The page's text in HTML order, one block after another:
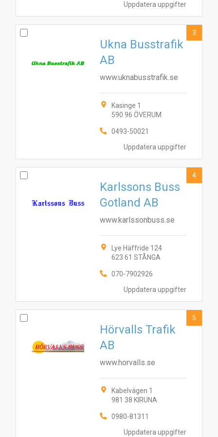
Uppdatera uppgifter
Uppdatera uppgifter
Ukna Busstrafik
AB
www.uknabusstrafik.se
Kasinge 1
590 96 ÖVERUM
0493-50021
3
Uppdatera uppgifter
Karlssons Buss
Gotland AB
www.karlssonbuss.se
Lye Häffride 124
623 61 STÅNGA
070-7902926
4
Uppdatera uppgifter
Hörvalls Trafik
AB
www.horvalls.se
Kabelvägen 1
981 38 KIRUNA
0980-81311
5